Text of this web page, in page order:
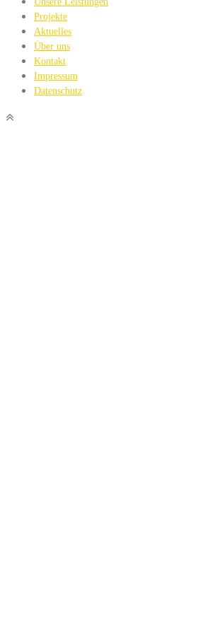
Projekte
Aktuelles
Über uns
Kontakt
Impressum
Datenschutz